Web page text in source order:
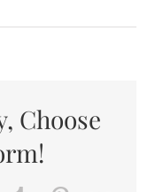
Choose